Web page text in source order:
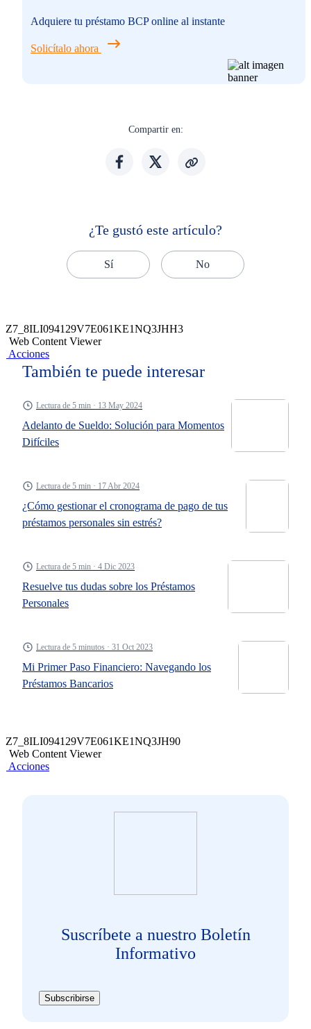
Adquiere tu préstamo BCP online al instante
Solicítalo ahora
Compartir en:
¿Te gustó este artículo?
Sí No
Z7_8ILI094129V7E061KE1NQ3JHH3
Web Content Viewer
Acciones
También te puede interesar
Adelanto de Sueldo: Solución para Momentos
Difíciles
Lectura de 5 min · 13 May 2024
¿Cómo gestionar el cronograma de pago de tus
préstamos personales sin estrés?
Lectura de 5 min · 17 Abr 2024
Resuelve tus dudas sobre los Préstamos
Personales
Lectura de 5 min · 4 Dic 2023
Mi Primer Paso Financiero: Navegando los
Préstamos Bancarios
Lectura de 5 minutos · 31 Oct 2023
Z7_8ILI094129V7E061KE1NQ3JH90
Web Content Viewer
Acciones
Suscríbete a nuestro Boletín
Informativo
Subscribirse